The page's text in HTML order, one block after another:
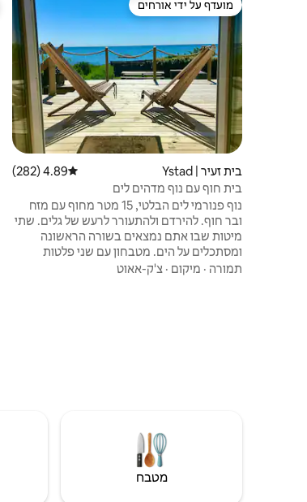
מועדף על ידי אורחים
מועדף על ידי אורחים
בית זעיר | Ystad דירוג ממוצע של 4.89 מתוך 5, 282 ביקורות
4.89 (282)
בית חוף עם נוף מדהים לים
נוף פנורמי לים הבלטי, 15 מטר מחוף עם מזח
ובר חוף. להירדם ולהתעורר לרעש של גלים. שתי
מיטות שבו אתם נמצאים בשורה הראשונה
ומסתכלים על הים. מטבחון עם שני פלטות
חמות, מיקרוגל, מכונת קפה, מקרר ומקפיא.
תמורה · מיקום · צ'ק-אאוט
מטבח